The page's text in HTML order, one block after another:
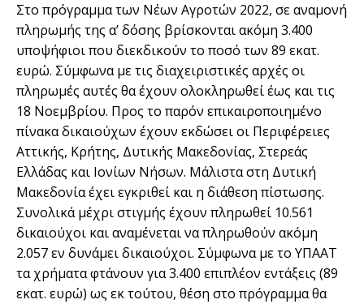
Στο πρόγραμμα των Νέων Αγροτών 2022, σε αναμονή
πληρωμής της α’ δόσης βρίσκονται ακόμη 3.400
υποψήφιοι που διεκδικούν το ποσό των 89 εκατ.
ευρώ. Σύμφωνα με τις διαχειριστικές αρχές οι
πληρωμές αυτές θα έχουν ολοκληρωθεί έως και τις
18 Νοεμβρίου. Προς το παρόν επικαιροποιημένο
πίνακα δικαιούχων έχουν εκδώσει οι Περιφέρειες
Αττικής, Κρήτης, Δυτικής Μακεδονίας, Στερεάς
Ελλάδας και Ιονίων Νήσων. Μάλιστα στη Δυτική
Μακεδονία έχει εγκριθεί και η διάθεση πίστωσης.
Συνολικά μέχρι στιγμής έχουν πληρωθεί 10.561
δικαιούχοι και αναμένεται να πληρωθούν ακόμη
2.057 εν δυνάμει δικαιούχοι. Σύμφωνα με το ΥΠΑΑΤ
τα χρήματα φτάνουν για 3.400 επιπλέον εντάξεις (89
εκατ. ευρώ) ως εκ τούτου, θέση στο πρόγραμμα θα